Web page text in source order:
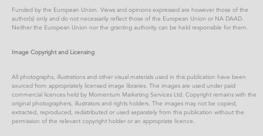
Funded by the European Union. Views and opinions expressed are however those of the
author(s) only and do not necessarily reflect those of the European Union or NA DAAD.
Neither the European Union nor the granting authority can be held responsible for them.
Image Copyright and Licensing
All photographs, illustrations and other visual materials used in this publication have been
sourced from appropriately licensed image libraries. The images are used under paid
commercial licences held by Momentum Marketing Services Ltd. Copyright remains with the
original photographers, illustrators and rights holders. The images may not be copied,
extracted, reproduced, redistributed or used separately from this publication without the
permission of the relevant copyright holder or an appropriate licence.